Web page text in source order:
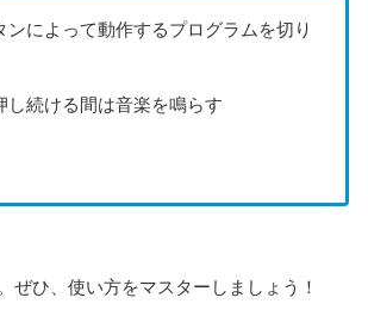
ンによって動作するプログラムを切り
し続ける間は音楽を鳴らす
ぜひ、使い方をマスターしましょう！